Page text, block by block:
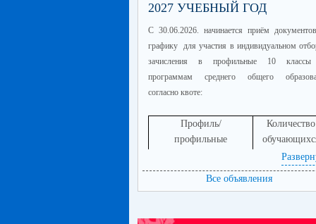
2027 УЧЕБНЫЙ ГОД
С 30.06.2026. начинается приём
графику для участия в индивидуальном
зачисления в профильные 10
программам среднего общего
согласно квоте:
Профиль/
профильные
Количество
информационно-
профиль/
60
Все объявления